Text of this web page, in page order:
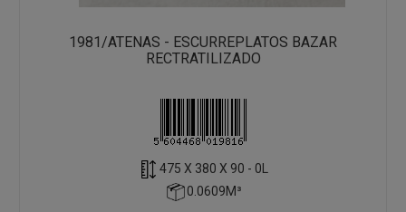
1981/ATENAS - ESCURREPLATOS BAZAR
RECTRATILIZADO
475 X 380 X 90 - 0L
0.0609M³